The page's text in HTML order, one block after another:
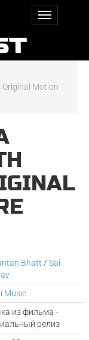
Motion
Bhatt /Sai
Music
из фильма -
релиз